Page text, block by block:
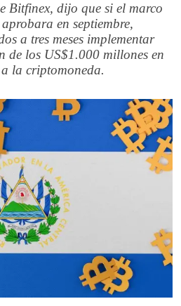
Bitfinex, dijo que si el marco
en septiembre,
a tres meses implementar
de los US$1.000 millones en
la criptomoneda.